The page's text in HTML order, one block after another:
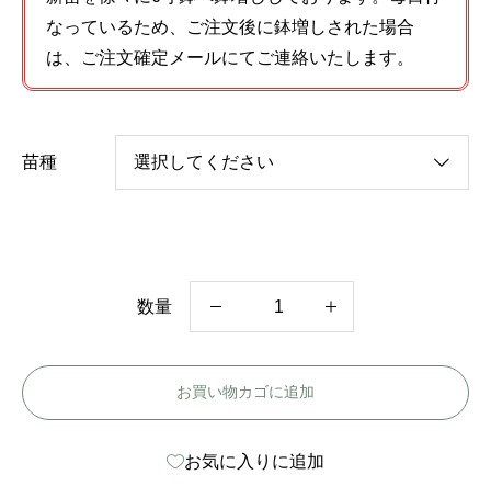
なっているため、ご注文後に鉢増しされた場合
は、ご注文確定メールにてご連絡いたします。
苗種
数量
ド
ア
お買い物カゴに追加
お気に入りに追加